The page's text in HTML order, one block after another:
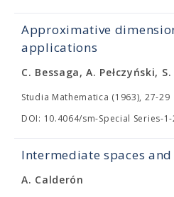
Approximative
applications
C. Bessaga, A. Pełczyński,
Studia Mathematica (1963), 27-29
DOI: 10.4064/sm-Special Series-
Intermediate spaces
A. Calderón